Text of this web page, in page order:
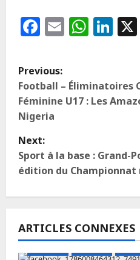
Facebook
Email
Previous:
Football – Éliminatoires
Féminine U17 : Les
Nigeria
Next:
Sport à la base : Grand-
édition du
ARTICLES CONNEXES